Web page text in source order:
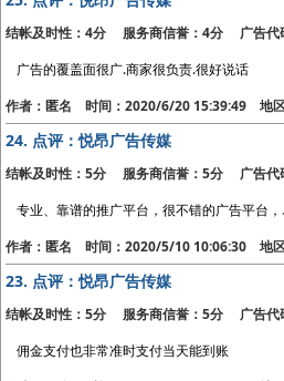
结帐及时性：4分 服务商信誉：4分 广告代
广告的覆盖面很广.商家很负责.很好说话
作者：匿名 时间：2020/6/20 15:39:49 地区
24. 点评：悦昂广告传媒
结帐及时性：5分 服务商信誉：5分 广告代
专业、靠谱的推广平台，很不错的广告平台
作者：匿名 时间：2020/5/10 10:06:30 地
23. 点评：悦昂广告传媒
结帐及时性：5分 服务商信誉：5分 广告代
佣金支付也非常准时支付当天能到账